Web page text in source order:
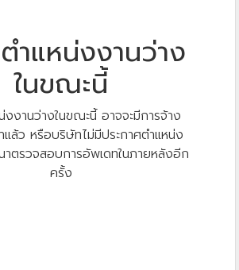
ำแหน่งงานว่าง
ในขณะนี้
งานว่างในขณะนี้ อาจจะมีการจ้าง
แล้ว หรือบริษัทไม่มีประกาศตำแหน่ง
ตรวจสอบการอัพเดทในภายหลังอีก
ครั้ง